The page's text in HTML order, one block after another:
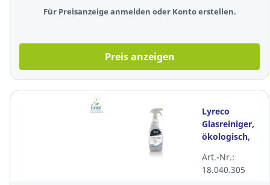
Für Preisanzeige anmelden oder Konto erstellen.
Preis anzeigen
Lyreco
Glasreiniger,
ökologisch,
Inhalt: 750 ml
Art.-Nr.:
18.040.305